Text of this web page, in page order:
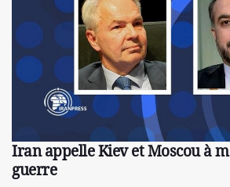
Iran appelle Kiev et Moscou à
guerre